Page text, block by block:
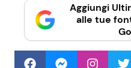
Aggiungi
alle tue